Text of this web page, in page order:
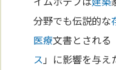
分野でも伝説的な
医療文書とされる
ス 」に影響を与